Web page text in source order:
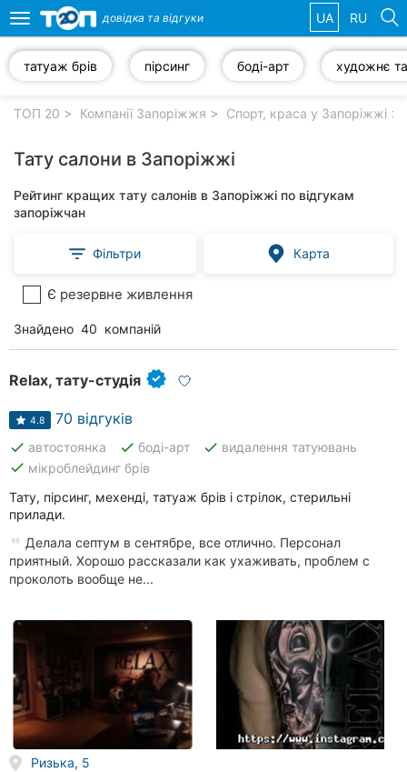
компанії
Популярні
рубрики:
Ветеринарні
Приватні
клініки
Автошколи
Ресторани
Всі
рубрики
Всі
міста:
Запоріжжя
Вінниця
Житомир
Toggle
navigation
довідка та відгуки UA RU
татуаж брів пірсинг боді-арт
ТОП 20 Компанії Запоріжжя Спорт, краса у Запоріжжі
Тату салони в Запоріжжі
Рейтинг кращих тату салонів в Запоріжжі по відгукам
запоріжчан
Фільтри Карта
Є резервне живлення
Знайдено 40 компаній
Relax, тату-студія
4.8 70 відгуків
done автостоянка done боді-арт done видалення татуювань
done мікроблейдинг брів
Тату, пірсинг, мехенді, татуаж брів і стрілок, стерильні
прилади.
Делала септум в сентябре, все отлично. Персонал
приятный. Хорошо рассказали как ухаживать, проблем с
проколоть вообще не...
Ризька, 5